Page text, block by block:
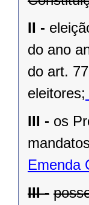
II -
do ano
do art.
eleitores;
III - os
Emenda
III -